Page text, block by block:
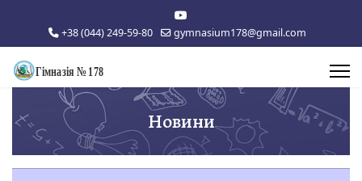
+38 (044) 249-59-80 gymnasium178@gmail.com
Новини